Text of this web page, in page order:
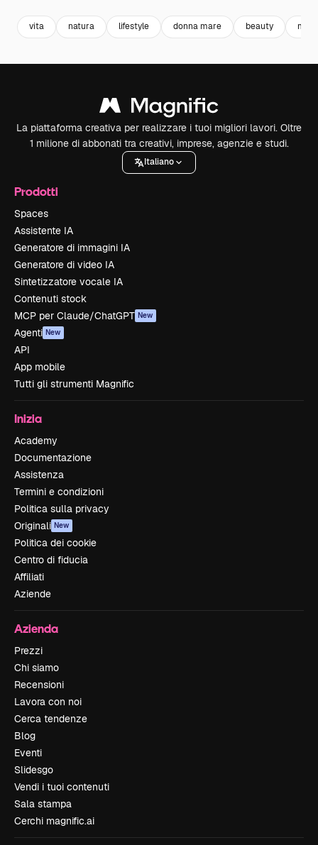
vita natura lifestyle donna mare beauty
La piattaforma creativa per realizzare i tuoi migliori lavori. Oltre
1 milione di abbonati tra creativi, imprese, agenzie e studi.
Italiano
Prodotti
Spaces
Assistente IA
Generatore di immagini IA
Generatore di video IA
Sintetizzatore vocale IA
Contenuti stock
MCP per Claude/ChatGPT New
Agenti New
API
App mobile
Tutti gli strumenti Magnific
Inizia
Academy
Documentazione
Assistenza
Termini e condizioni
Politica sulla privacy
Originali New
Politica dei cookie
Centro di fiducia
Affiliati
Aziende
Azienda
Prezzi
Chi siamo
Recensioni
Lavora con noi
Cerca tendenze
Blog
Eventi
Slidesgo
Vendi i tuoi contenuti
Sala stampa
Cerchi magnific.ai